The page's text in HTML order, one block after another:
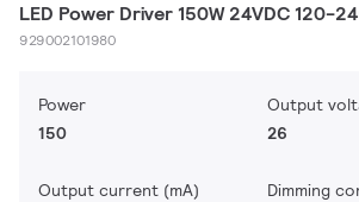
LED Power Driver 150W 24VDC 120-
929002101980
Power
150
Output
26
Output current (mA)
Dimming